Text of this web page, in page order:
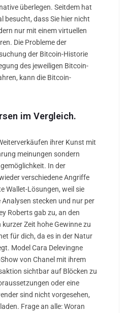
überlegen. Seitdem hat
besucht, dass Sie hier nicht
nur mit einem virtuellen
Die Probleme der
der Bitcoin-Historie
des jeweiligen Bitcoin-
kann die Bitcoin-
im Vergleich.
ihrer Kunst mit
meinungen sondern
In der
verschiedene Angriffe
Wallet-Lösungen, weil sie
stecken und nur per
Roberts gab zu, an den
Zeit hohe Gewinne zu
für dich, da es in der Natur
Model Cara Delevingne
von Chanel mit ihrem
sichtbar auf Blöcken zu
oder eine
sind nicht vorgesehen,
Frage an alle: Woran